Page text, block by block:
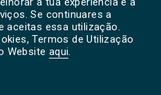
Se continuares a
aceitas essa utilização.
Termos de Utilização
Website aqui.